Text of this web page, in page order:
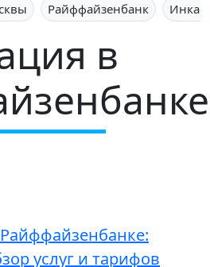
Райффайзенбанк
в
услуг и тарифов